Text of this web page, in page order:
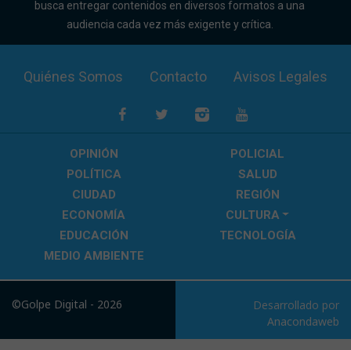
busca entregar contenidos en diversos formatos a una
audiencia cada vez más exigente y crítica.
Quiénes Somos Contacto Avisos Legales
OPINIÓN
POLICIAL
POLÍTICA
SALUD
CIUDAD
REGIÓN
ECONOMÍA
CULTURA
EDUCACIÓN
TECNOLOGÍA
MEDIO AMBIENTE
©Golpe Digital - 2026
Desarrollado por
Anacondaweb